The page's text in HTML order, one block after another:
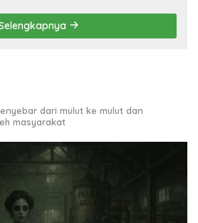
dari mulut ke mulut dan
masyarakat